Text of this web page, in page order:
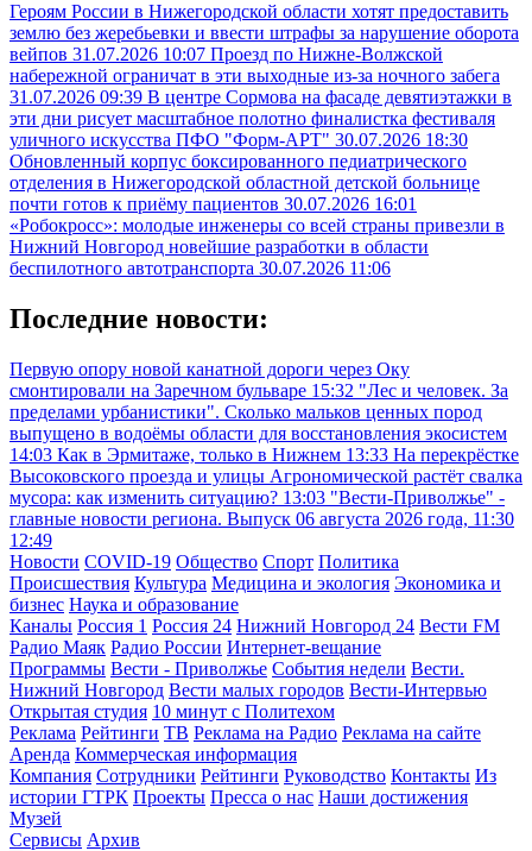
Героям России в Нижегородской области хотят предоставить
землю без жеребьевки и ввести штрафы за нарушение оборота
вейпов 31.07.2026 10:07 Проезд по Нижне-Волжской
набережной ограничат в эти выходные из-за ночного забега
31.07.2026 09:39 В центре Сормова на фасаде девятиэтажки в
эти дни рисует масштабное полотно финалистка фестиваля
уличного искусства ПФО "Форм-АРТ" 30.07.2026 18:30
Обновленный корпус боксированного педиатрического
отделения в Нижегородской областной детской больнице
почти готов к приёму пациентов 30.07.2026 16:01
«Робокросс»: молодые инженеры со всей страны привезли в
Нижний Новгород новейшие разработки в области
беспилотного автотранспорта 30.07.2026 11:06
Последние новости:
Первую опору новой канатной дороги через Оку
смонтировали на Заречном бульваре 15:32 "Лес и человек. За
пределами урбанистики". Сколько мальков ценных пород
выпущено в водоёмы области для восстановления экосистем
14:03 Как в Эрмитаже, только в Нижнем 13:33 На перекрёстке
Высоковского проезда и улицы Агрономической растёт свалка
мусора: как изменить ситуацию? 13:03 "Вести-Приволжье" -
главные новости региона. Выпуск 06 августа 2026 года, 11:30
12:49
Новости COVID-19 Общество Спорт Политика
Происшествия Культура Медицина и экология Экономика и
бизнес Наука и образование
Каналы Россия 1 Россия 24 Нижний Новгород 24 Вести FM
Радио Маяк Радио России Интернет-вещание
Программы Вести - Приволжье События недели Вести.
Нижний Новгород Вести малых городов Вести-Интервью
Открытая студия 10 минут с Политехом
Реклама Рейтинги ТВ Реклама на Радио Реклама на сайте
Аренда Коммерческая информация
Компания Сотрудники Рейтинги Руководство Контакты Из
истории ГТРК Проекты Пресса о нас Наши достижения
Музей
Сервисы Архив